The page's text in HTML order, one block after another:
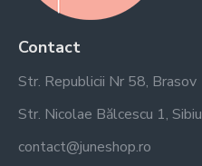
Contact
Str. Republicii Nr 58, Brasov
Str. Nicolae Bălcescu 1, Sibiu
contact@juneshop.ro